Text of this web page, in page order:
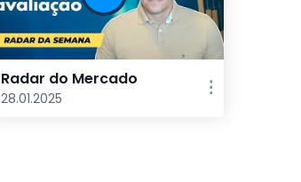
Radar do Mercado
28.01.2025